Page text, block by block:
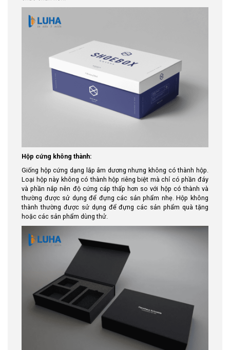
Hộp cứng không thành:
Giống hộp cứng dạng lắp âm dương nhưng không có thành hộp.
Loại hộp này không có thành hộp riêng biệt mà chỉ có phần đáy
và phần nắp nên độ cứng cáp thấp hơn so với hộp có thành và
thường được sử dụng để đựng các sản phẩm nhẹ. Hộp không
thành thường được sử dụng để đựng các sản phẩm quà tặng
hoặc các sản phẩm dùng thử.